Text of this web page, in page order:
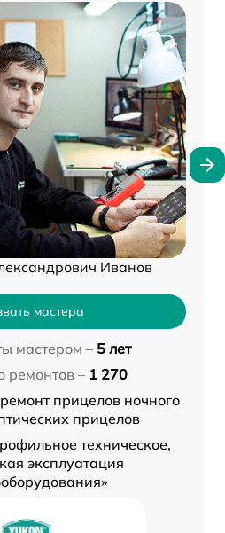
Иванов
мастера
мастером – 5 лет
ремонтов – 1 270
ремонт прицелов ночного
прицелов
техническое,
эксплуатация